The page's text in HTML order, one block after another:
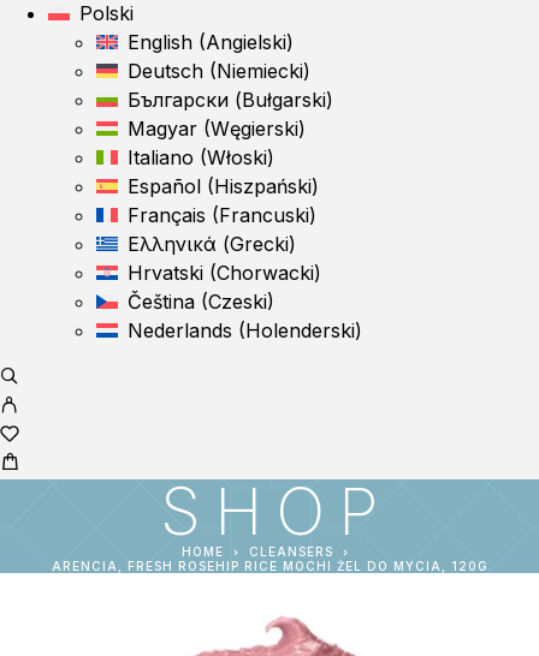
Polski
English (Angielski)
Deutsch (Niemiecki)
Български (Bułgarski)
Magyar (Węgierski)
Italiano (Włoski)
Español (Hiszpański)
Français (Francuski)
Ελληνικά (Grecki)
Hrvatski (Chorwacki)
Čeština (Czeski)
Nederlands (Holenderski)
SHOP
HOME
CLEANSERS
ARENCIA, FRESH ROSEHIP RICE MOCHI ŻEL DO MYCIA, 120G